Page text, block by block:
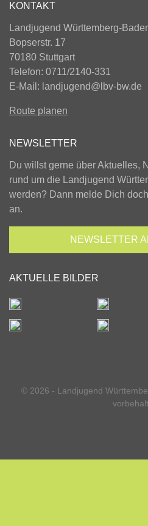
KONTAKT
Landjugend Württemberg-
Bopserstr. 17
70180 Stuttgart
Telefon: 0711/2140-331
E-Mail: landjugend@lbv-bw.de
Route planen
NEWSLETTER
Du willst gerne über Aktuelles,
rund um die Landjugend
werden? Dann melde Dich
an.
NEWSLETTER
AKTUELLE BILDER
© 2026 - Landjugend